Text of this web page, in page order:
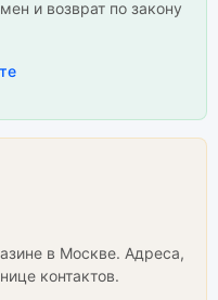
и возврат по закону
в Москве. Адреса,
контактов.